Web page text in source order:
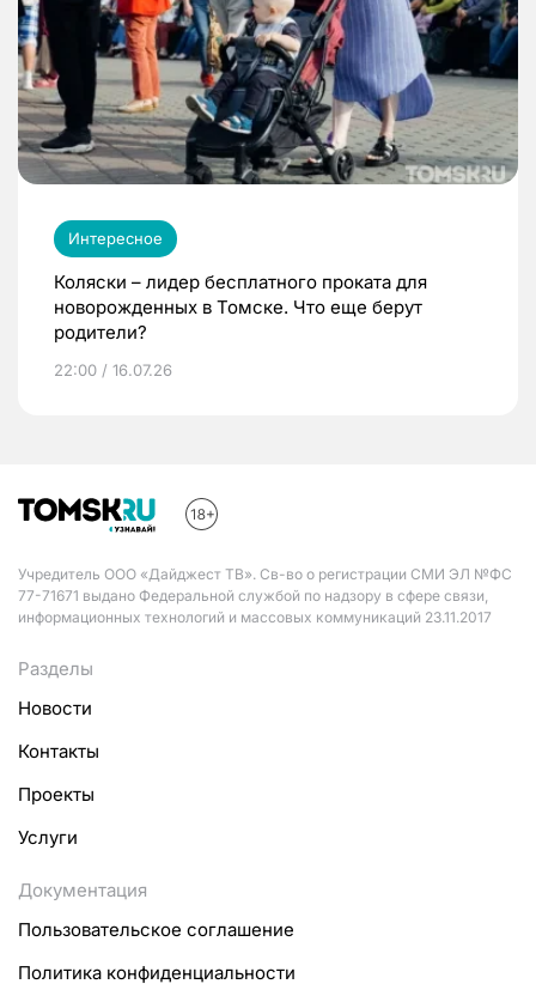
Интересное
Коляски – лидер бесплатного проката для
новорожденных в Томске. Что еще берут
родители?
22:00 / 16.07.26
Учредитель ООО «Дайджест ТВ». Св-во о регистрации СМИ ЭЛ №ФС
77-71671 выдано Федеральной службой по надзору в сфере связи,
информационных технологий и массовых коммуникаций 23.11.2017
Разделы
Новости
Контакты
Проекты
Услуги
Документация
Пользовательское соглашение
Политика конфиденциальности